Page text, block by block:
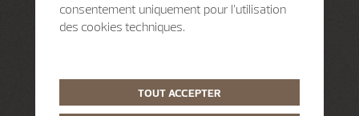
consentement uniquement pour l’utilisation
des cookies techniques.
TOUT ACCEPTER